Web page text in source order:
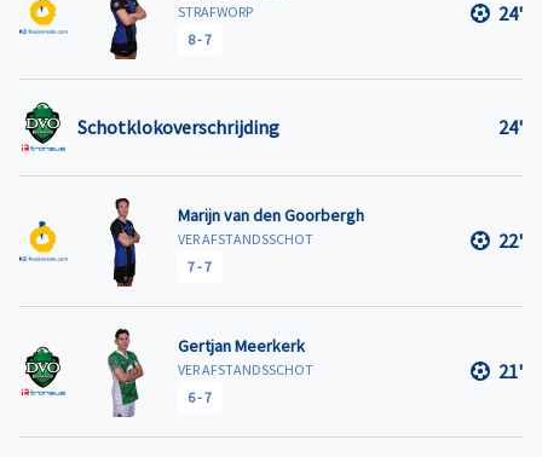
STRAFWORP
8-7
24'
Schotklokoverschrijding 24'
Marijn van den Goorbergh
VER AFSTANDSSCHOT
7-7
22'
Gertjan Meerkerk
VER AFSTANDSSCHOT
6-7
21'